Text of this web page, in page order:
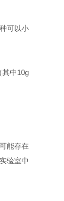
可以小
其中10g
能存在
验室中